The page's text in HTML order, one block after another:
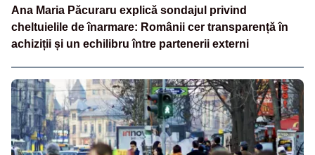
Ana Maria Păcuraru explică sondajul privind
cheltuielile de înarmare: Românii cer transparență în
achiziții și un echilibru între partenerii externi